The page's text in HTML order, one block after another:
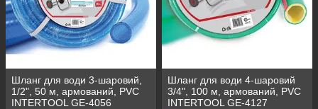
Шланг для води 3-шаровий,
1/2", 50 м, армований, PVC
INTERTOOL GE-4056
Шланг для води 4-шаровий
3/4", 100 м, армований, PVC
INTERTOOL GE-4127